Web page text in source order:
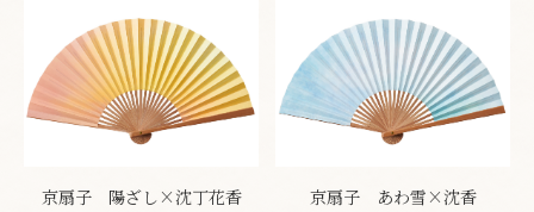
京扇子 陽ざし×沈丁花香 京扇子 あわ雪×沈香